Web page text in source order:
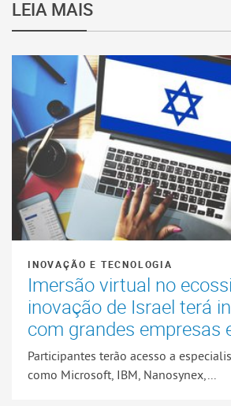
LEIA MAIS
INOVAÇÃO E TECNOLOGIA
Imersão virtual no
inovação de Israel terá
com grandes empresas
Participantes terão acesso a
como Microsoft, IBM, Nanosynex,...